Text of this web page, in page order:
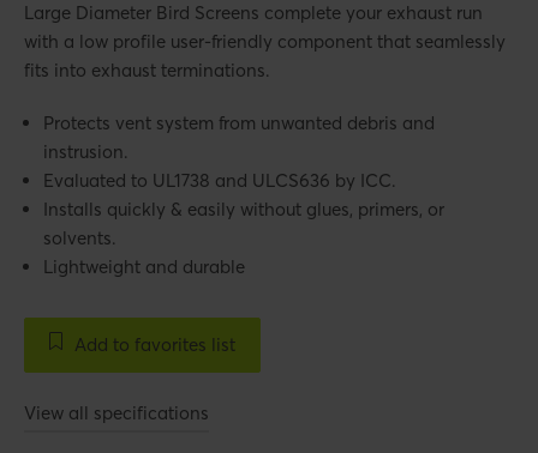
Large Diameter Bird Screens complete your exhaust run
with a low profile user-friendly component that seamlessly
fits into exhaust terminations.
Protects vent system from unwanted debris and
instrusion.
Evaluated to UL1738 and ULCS636 by ICC.
Installs quickly & easily without glues, primers, or
solvents.
Lightweight and durable
Add to favorites list
View all specifications